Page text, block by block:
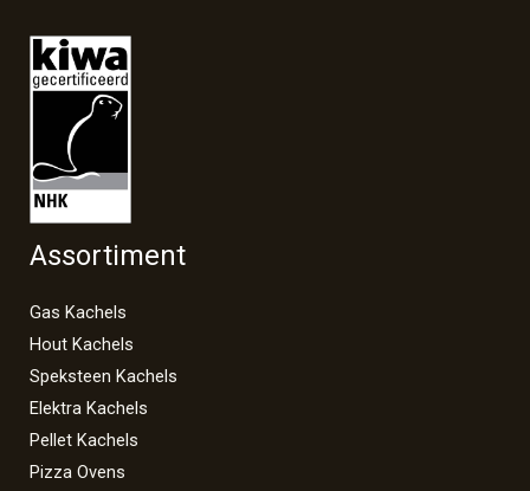
Assortiment
Gas Kachels
Hout Kachels
Speksteen Kachels
Elektra Kachels
Pellet Kachels
Pizza Ovens